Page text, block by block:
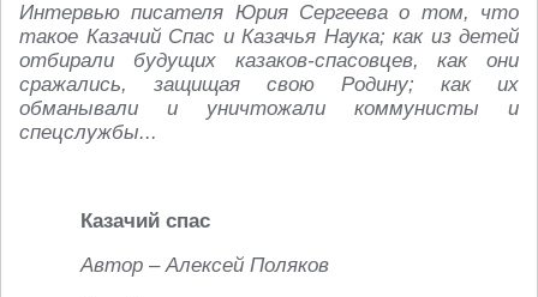
Интервью писателя Юрия Сергеева о том, что
такое Казачий Спас и Казачья Наука; как из детей
отбирали будущих казаков-спасовцев, как они
сражались, защищая свою Родину; как их
обманывали и уничтожали коммунисты и
спецслужбы...
Казачий спас
Автор – Алексей Поляков